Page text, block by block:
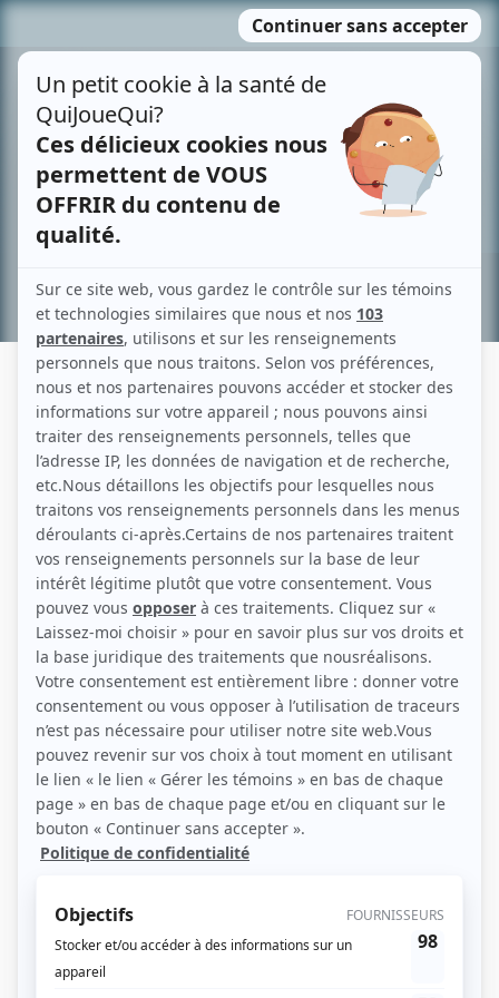
MENU
contenu
Recherche avancée »
DIANE ARCAND
Liens
Fiche de Diane Arcand sur Showbizz.net
Personnages
Lobby(Édith Roy)
Le retour(Dominique Audibert)
Aller simple pour Hollywood (France)
Avec un grand A: L'amour c'est pas assez(Psychiatre
Claude Paquin
Siocnarf La Grande Dame Blanche)
Le clan Beaulieu(Patricia Beaulieu Perrier)
À cause de mon oncle (Rôle inconnu)
Du tac au tac(Anne Poissan1978)
Quinze ans plus tard(Dodo Latour)
Les Forges de Saint-Maurice
Nic et Pic( Isabelita et Touhata)
Les Berger(